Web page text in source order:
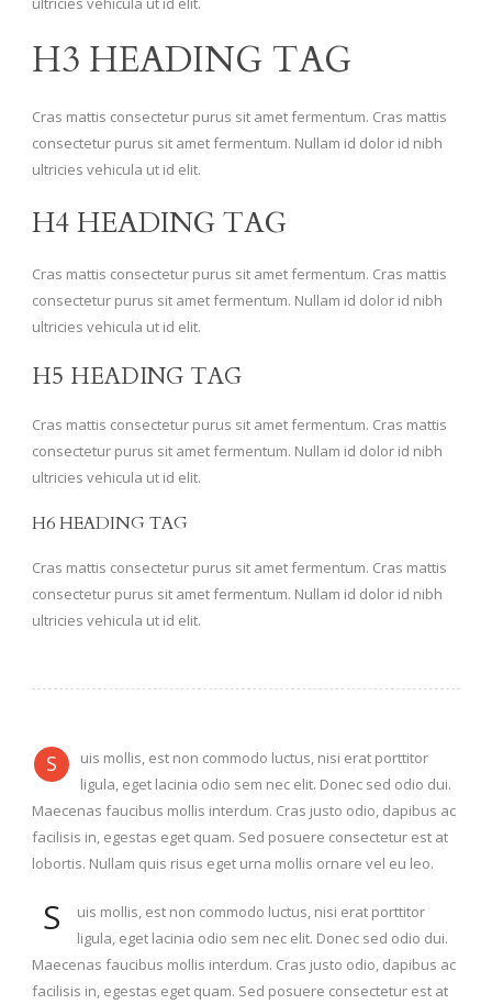
H3 HEADING TAG
Cras mattis consectetur purus sit amet fermentum. Cras mattis
consectetur purus sit amet fermentum. Nullam id dolor id nibh
ultricies vehicula ut id elit.
H4 HEADING TAG
Cras mattis consectetur purus sit amet fermentum. Cras mattis
consectetur purus sit amet fermentum. Nullam id dolor id nibh
ultricies vehicula ut id elit.
H5 HEADING TAG
Cras mattis consectetur purus sit amet fermentum. Cras mattis
consectetur purus sit amet fermentum. Nullam id dolor id nibh
ultricies vehicula ut id elit.
H6 HEADING TAG
Cras mattis consectetur purus sit amet fermentum. Cras mattis
consectetur purus sit amet fermentum. Nullam id dolor id nibh
ultricies vehicula ut id elit.
S
uis mollis, est non commodo luctus, nisi erat porttitor
ligula, eget lacinia odio sem nec elit. Donec sed odio dui.
Maecenas faucibus mollis interdum. Cras justo odio, dapibus ac
facilisis in, egestas eget quam. Sed posuere consectetur est at
lobortis. Nullam quis risus eget urna mollis ornare vel eu leo.
S
uis mollis, est non commodo luctus, nisi erat porttitor
ligula, eget lacinia odio sem nec elit. Donec sed odio dui.
Maecenas faucibus mollis interdum. Cras justo odio, dapibus ac
facilisis in, egestas eget quam. Sed posuere consectetur est at